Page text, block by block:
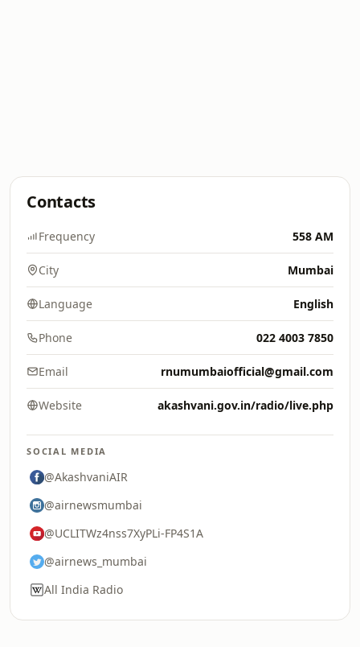
Contacts
Frequency 558 AM
City Mumbai
Language English
Phone 022 4003 7850
Email rnumumbaiofficial@gmail.com
Website akashvani.gov.in/radio/live.php
SOCIAL MEDIA
@AkashvaniAIR
@airnewsmumbai
@UCLITWz4nss7XyPLi-FP4S1A
@airnews_mumbai
All India Radio